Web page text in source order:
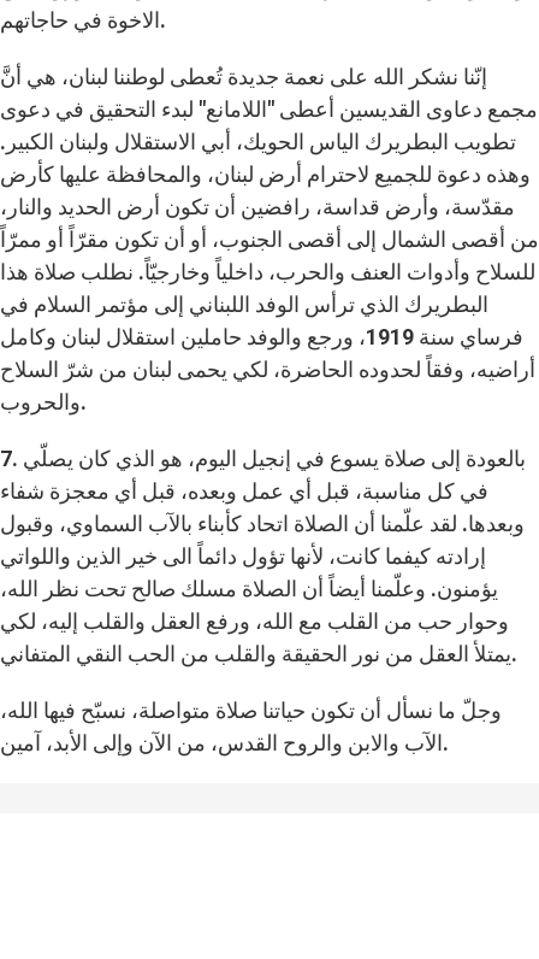
الاخوة في حاجاتهم.
إنّنا نشكر الله على نعمة جديدة تُعطى لوطننا لبنان، هي أنَّ
مجمع دعاوى القديسين أعطى "اللامانع" لبدء التحقيق في دعوى
تطويب البطريرك الياس الحويك، أبي الاستقلال ولبنان الكبير.
وهذه دعوة للجميع لاحترام أرض لبنان، والمحافظة عليها كأرض
مقدّسة، وأرض قداسة، رافضين أن تكون أرض الحديد والنار،
من أقصى الشمال إلى أقصى الجنوب، أو أن تكون مقرّاً أو ممرّاً
للسلاح وأدوات العنف والحرب، داخلياً وخارجيّاً. نطلب صلاة هذا
البطريرك الذي ترأس الوفد اللبناني إلى مؤتمر السلام في
فرساي سنة 1919، ورجع والوفد حاملين استقلال لبنان وكامل
أراضيه، وفقاً لحدوده الحاضرة، لكي يحمى لبنان من شرّ السلاح
والحروب.
7. بالعودة إلى صلاة يسوع في إنجيل اليوم، هو الذي كان يصلّي
في كل مناسبة، قبل أي عمل وبعده، قبل أي معجزة شفاء
وبعدها. لقد علّمنا أن الصلاة اتحاد كأبناء بالآب السماوي، وقبول
إرادته كيفما كانت، لأنها تؤول دائماً الى خير الذين واللواتي
يؤمنون. وعلّمنا أيضاً أن الصلاة مسلك صالح تحت نظر الله،
وحوار حب من القلب مع الله، ورفع العقل والقلب إليه، لكي
يمتلأ العقل من نور الحقيقة والقلب من الحب النقي المتفاني.
وجلّ ما نسأل أن تكون حياتنا صلاة متواصلة، نسبّح فيها الله،
الآب والابن والروح القدس، من الآن وإلى الأبد، آمين.